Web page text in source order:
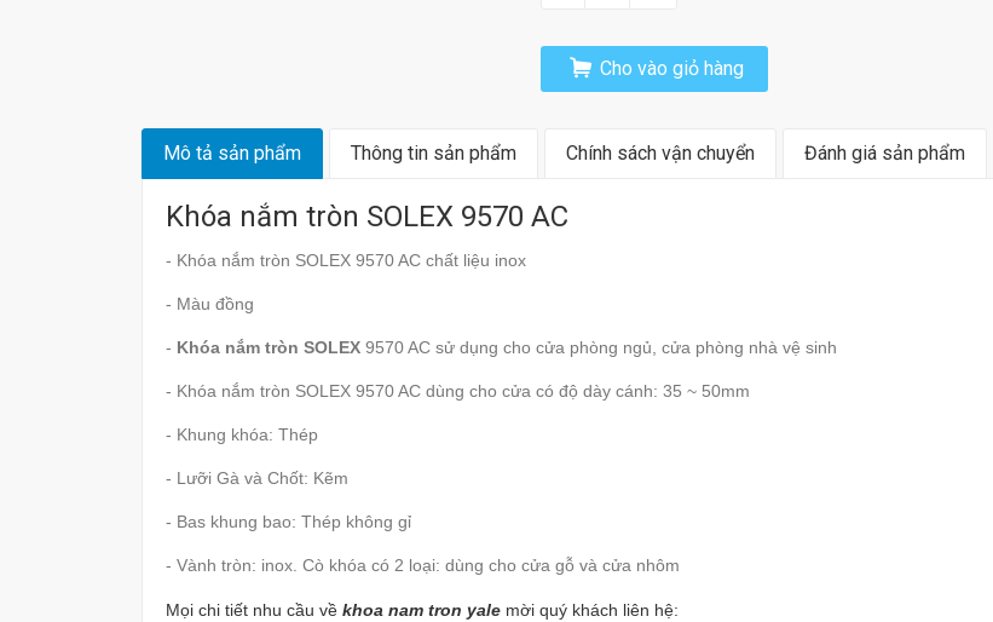
Cho vào giỏ hàng
Mô tả sản phẩm Thông tin sản phẩm Chính sách vận chuyển Đánh giá sản phẩm
Khóa nắm tròn SOLEX 9570 AC
- Khóa nắm tròn SOLEX 9570 AC chất liệu inox
- Màu đồng
- Khóa nắm tròn SOLEX 9570 AC sử dụng cho cửa phòng ngủ, cửa phòng nhà vệ sinh
- Khóa nắm tròn SOLEX 9570 AC dùng cho cửa có độ dày cánh: 35 ~ 50mm
- Khung khóa: Thép
- Lưỡi Gà và Chốt: Kẽm
- Bas khung bao: Thép không gỉ
- Vành tròn: inox. Cò khóa có 2 loại: dùng cho cửa gỗ và cửa nhôm
Mọi chi tiết nhu cầu về khoa nam tron yale mời quý khách liên hệ: